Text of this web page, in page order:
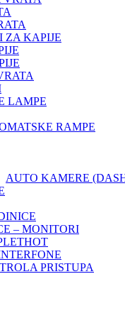
ZA KAPIJE
LAMPE
RAMPE
AUTO KAMERE
– MONITORI
HOT
PRISTUPA